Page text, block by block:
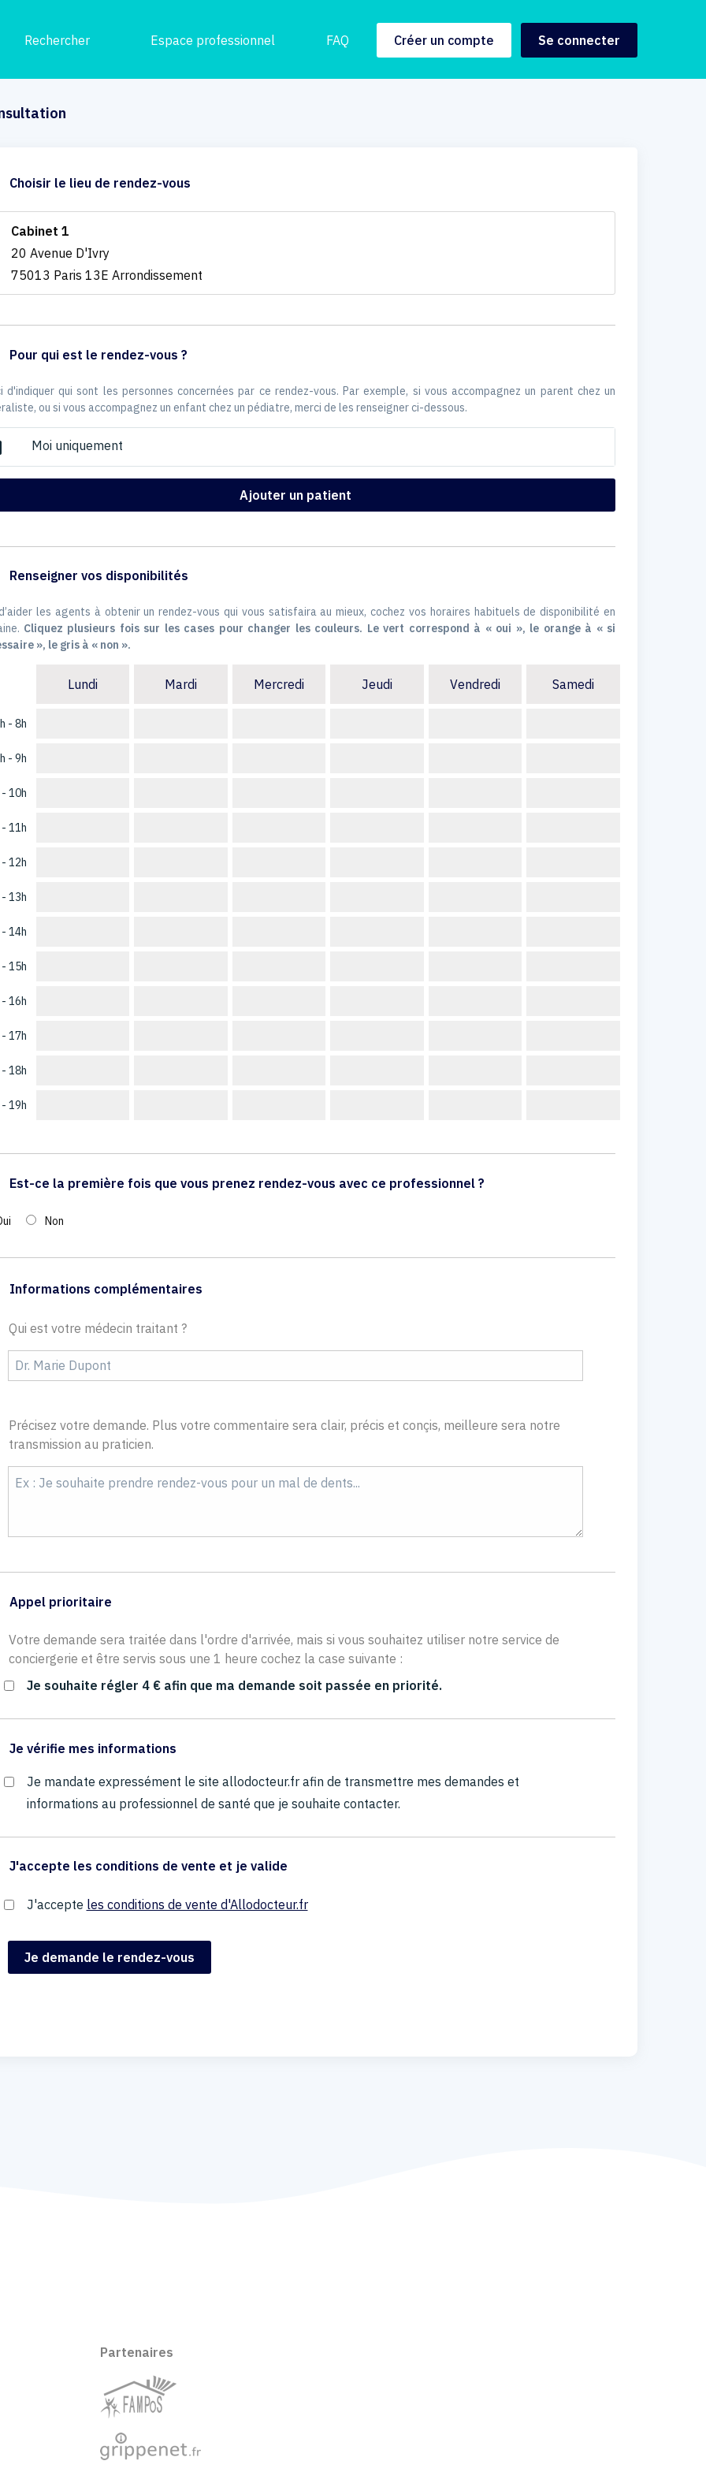
Rechercher Espace professionnel FAQ Créer un compte Se connecter
Choisir le lieu de rendez-vous
Cabinet 1
20 Avenue D'Ivry
75013 Paris 13E Arrondissement
Pour qui est le rendez-vous ?
d'indiquer qui sont les personnes concernées par ce rendez-vous. Par exemple, si vous accompagnez un parent chez un
ou si vous accompagnez un enfant chez un pédiatre, merci de les renseigner ci-dessous.
Moi uniquement
Ajouter un patient
Renseigner vos disponibilités
les agents à obtenir un rendez-vous qui vous satisfaira au mieux, cochez vos horaires habituels de disponibilité en
Cliquez plusieurs fois sur les cases pour changer les couleurs. Le vert correspond à « oui », le orange à « si
», le gris à « non ».
- 8h
- 9h
10h
11h
12h
13h
14h
15h
16h
17h
18h
19h
Lundi Mardi Mercredi Jeudi Vendredi Samedi
Est-ce la première fois que vous prenez rendez-vous avec ce professionnel ?
Non
Informations complémentaires
Qui est votre médecin traitant ?
Précisez votre demande. Plus votre commentaire sera clair, précis et conçis, meilleure sera notre
transmission au praticien.
Appel prioritaire
Votre demande sera traitée dans l'ordre d'arrivée, mais si vous souhaitez utiliser notre service de
conciergerie et être servis sous une 1 heure cochez la case suivante :
Je souhaite régler 4 € afin que ma demande soit passée en priorité.
Je vérifie mes informations
Je mandate expressément le site allodocteur.fr afin de transmettre mes demandes et
informations au professionnel de santé que je souhaite contacter.
J'accepte les conditions de vente et je valide
J'accepte les conditions de vente d'Allodocteur.fr
Partenaires